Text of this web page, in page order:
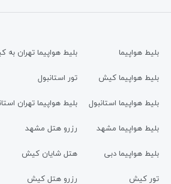
بلیط هواپیما
بلیط هواپیما کیش
بلیط هواپیما استانبول
بلیط هواپیما مشهد
بلیط هواپیما دبی
تور کیش
بلیط هواپیما تهران
تور استانبول
بلیط هواپیما تهران
رزرو هتل مشهد
هتل شایان کیش
رزرو هتل کیش